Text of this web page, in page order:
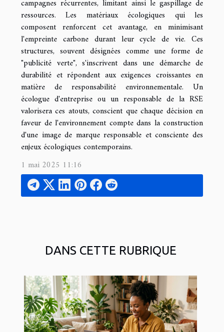
campagnes récurrentes, limitant ainsi le gaspillage de
ressources. Les matériaux écologiques qui les
composent renforcent cet avantage, en minimisant
l'empreinte carbone durant leur cycle de vie. Ces
structures, souvent désignées comme une forme de
"publicité verte", s'inscrivent dans une démarche de
durabilité et répondent aux exigences croissantes en
matière de responsabilité environnementale. Un
écologue d'entreprise ou un responsable de la RSE
valorisera ces atouts, conscient que chaque décision en
faveur de l'environnement compte dans la construction
d'une image de marque responsable et consciente des
enjeux écologiques contemporains.
1 mai 2025 11:16
DANS CETTE RUBRIQUE